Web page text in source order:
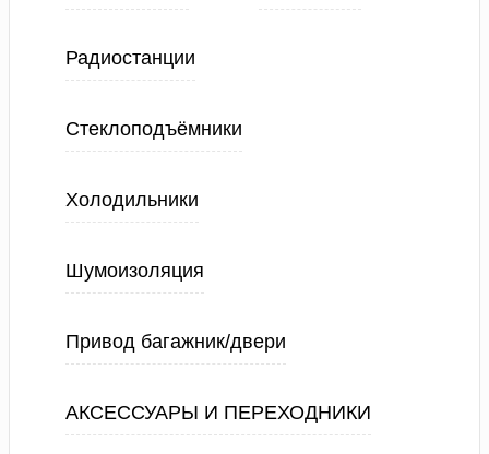
Радиостанции
Стеклоподъёмники
Холодильники
Шумоизоляция
Привод багажник/двери
АКСЕССУАРЫ И ПЕРЕХОДНИКИ